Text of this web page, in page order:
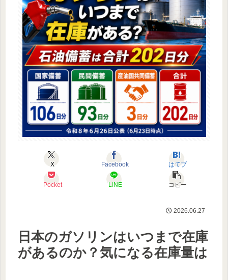
X Facebook はてブ
Pocket LINE コピー
2026.06.27
日本のガソリンはいつまで在庫
があるのか？気になる在庫量は